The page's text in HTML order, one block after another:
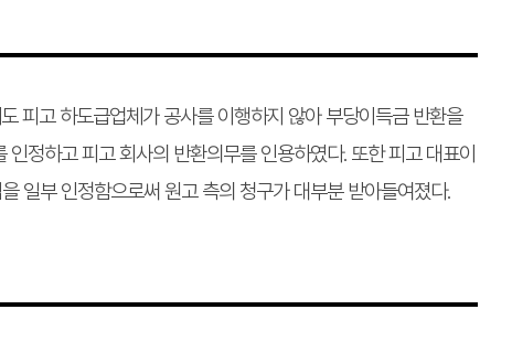
피고 하도급업체가 공사를 이행하지 않아 부당이득금 반환을
정하고 피고 회사의 반환의무를 인용하였다. 또한 피고 대표이
일부 인정함으로써 원고 측의 청구가 대부분 받아들여졌다.